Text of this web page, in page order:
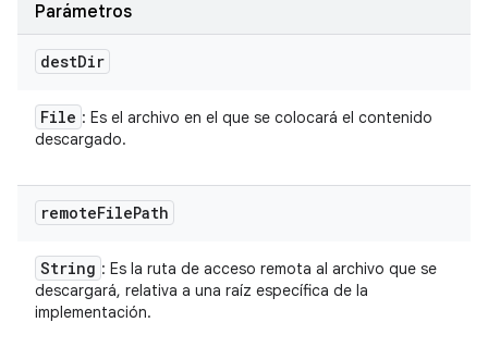
Parámetros
destDir
File : Es el archivo en el que se colocará el contenido
descargado.
remoteFilePath
String : Es la ruta de acceso remota al archivo que se
descargará, relativa a una raíz específica de la
implementación.